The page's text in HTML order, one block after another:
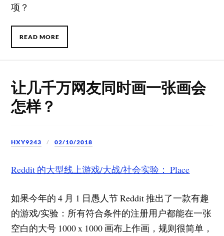
项？
READ MORE
让几千万网友同时画一张画会
怎样？
HXY9243 02/10/2018
Reddit 的大型线上游戏/大战/社会实验： Place
如果今年的 4 月 1 日愚人节 Reddit 推出了一款有趣
的游戏/实验：所有符合条件的注册用户都能在一张
空白的大号 1000 x 1000 画布上作画，规则很简单，